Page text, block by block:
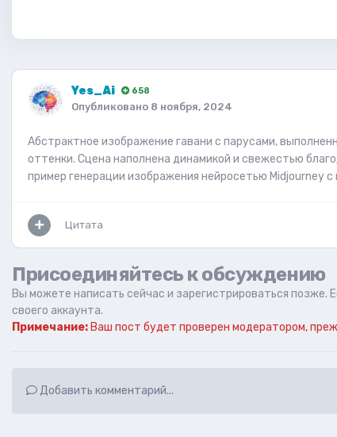
Yes_Ai 658
Опубликовано 8 ноября, 2024
Абстрактное изображение гавани с парусами,
оттенки. Сцена наполнена динамикой и свежестью
пример генерации изображения нейросетью Midjourney
Цитата
Присоединяйтесь к обсуждению
Вы можете написать сейчас и зарегистрироваться позже.
своего аккаунта.
Примечание: Ваш пост будет проверен модератором,
Добавить комментарий...